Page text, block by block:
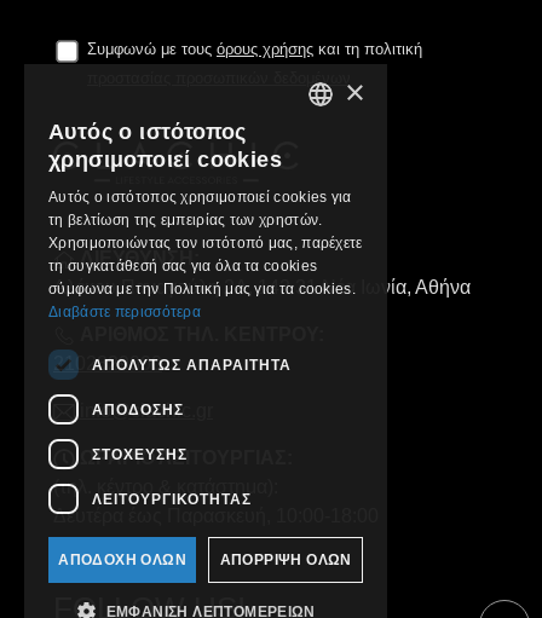
Συμφωνώ με τους όρους χρήσης και τη πολιτική
προστασίας προσωπικών δεδομένων
ΔΙΕΥΘΥΝΣΗ:
Αλέκου Παναγούλη 2Α, 142 31 Νέα Ιωνία, Αθήνα
2102829000
info@clachic.gr
ΩΡΑΡΙΟ ΛΕΙΤΟΥΡΓΙΑΣ:
(τηλ. κέντρο & κατάστημα):
Δευτέρα έως Παρασκευή, 10:00-18:00
FOLLOW US!
×
Αυτός ο ιστότοπος
χρησιμοποιεί cookies
Αυτός ο ιστότοπος χρησιμοποιεί cookies για
τη βελτίωση της εμπειρίας των χρηστών.
Χρησιμοποιώντας τον ιστότοπό μας, παρέχετε
τη συγκατάθεσή σας για όλα τα cookies
σύμφωνα με την Πολιτική μας για τα cookies.
Διαβάστε περισσότερα
ΑΠΟΛΎΤΩΣ ΑΠΑΡΑΊΤΗΤΑ
ΑΠΌΔΟΣΗΣ
ΣΤΌΧΕΥΣΗΣ
ΛΕΙΤΟΥΡΓΙΚΌΤΗΤΑΣ
ΑΠΟΔΟΧΉ ΌΛΩΝ ΑΠΌΡΡΙΨΗ ΌΛΩΝ
ΕΜΦΆΝΙΣΗ ΛΕΠΤΟΜΕΡΕΙΏΝ